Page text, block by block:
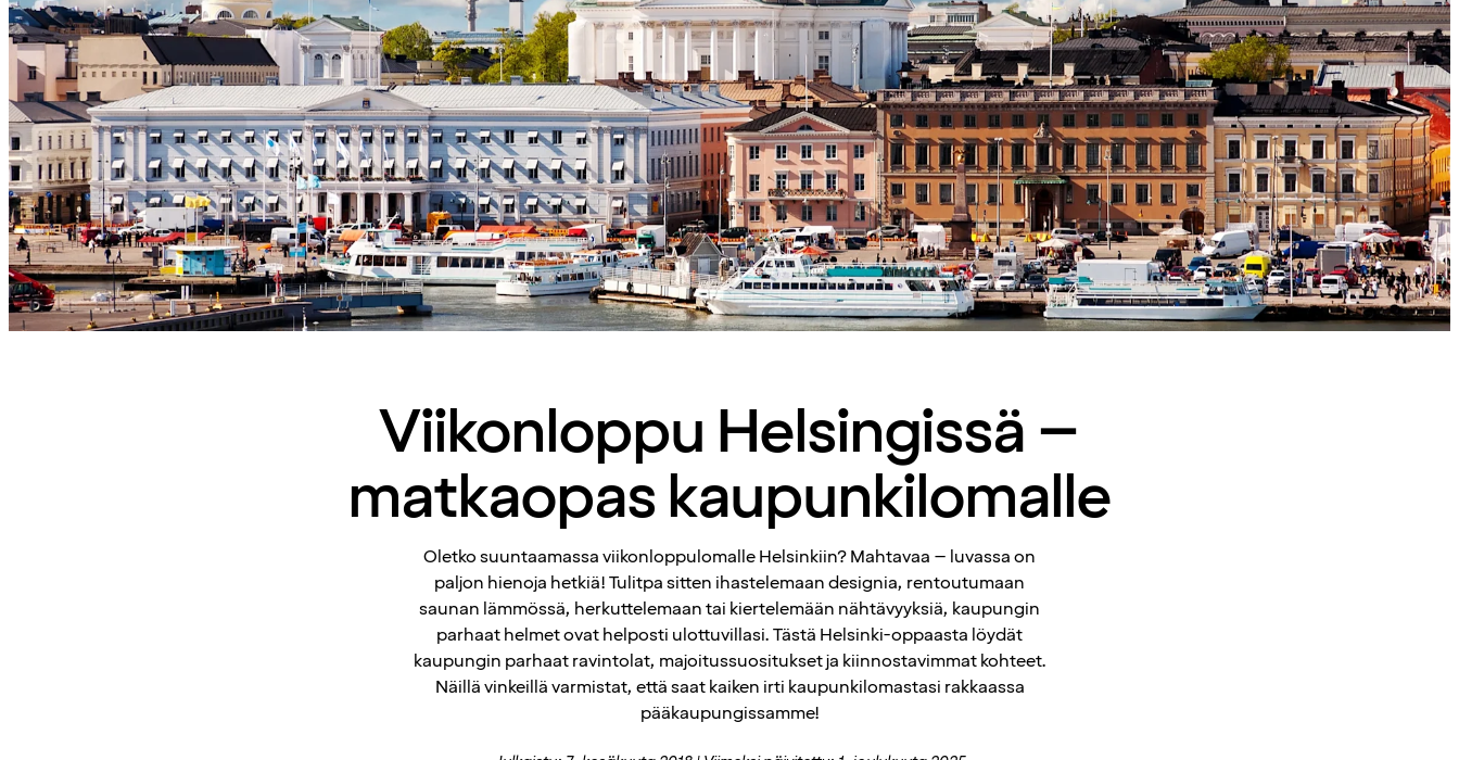
Viikonloppu Helsingissä –
matkaopas kaupunkilomalle
Oletko suuntaamassa viikonloppulomalle Helsinkiin? Mahtavaa – luvassa on
paljon hienoja hetkiä! Tulitpa sitten ihastelemaan designia, rentoutumaan
saunan lämmössä, herkuttelemaan tai kiertelemään nähtävyyksiä, kaupungin
parhaat helmet ovat helposti ulottuvillasi. Tästä Helsinki-oppaasta löydät
kaupungin parhaat ravintolat, majoitussuositukset ja kiinnostavimmat kohteet.
Näillä vinkeillä varmistat, että saat kaiken irti kaupunkilomastasi rakkaassa
pääkaupungissamme!